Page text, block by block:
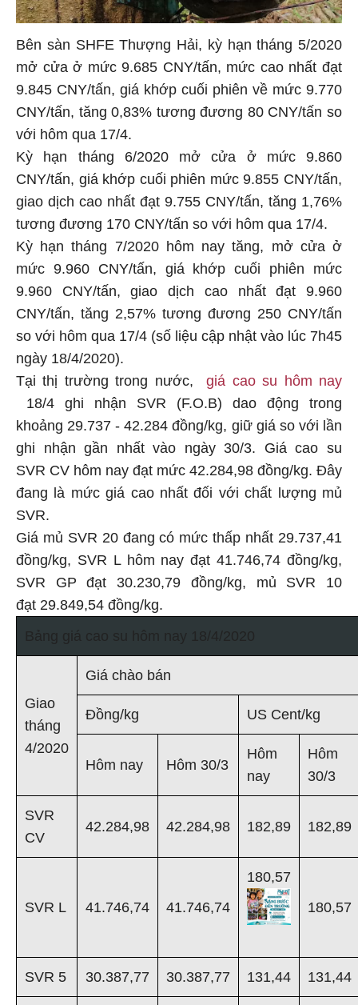
Bên sàn SHFE Thượng Hải, kỳ hạn tháng 5/2020
mở cửa ở mức 9.685 CNY/tấn, mức cao nhất đạt
9.845 CNY/tấn, giá khớp cuối phiên về mức 9.770
CNY/tấn, tăng 0,83% tương đương 80 CNY/tấn so
với hôm qua 17/4.
Kỳ hạn tháng 6/2020 mở cửa ở mức 9.860
CNY/tấn, giá khớp cuối phiên mức 9.855 CNY/tấn,
giao dịch cao nhất đạt 9.755 CNY/tấn, tăng 1,76%
tương đương 170 CNY/tấn so với hôm qua 17/4.
Kỳ hạn tháng 7/2020 hôm nay tăng, mở cửa ở
mức 9.960 CNY/tấn, giá khớp cuối phiên mức
9.960 CNY/tấn, giao dịch cao nhất đạt 9.960
CNY/tấn, tăng 2,57% tương đương 250 CNY/tấn
so với hôm qua 17/4 (số liệu cập nhật vào lúc 7h45
ngày 18/4/2020).
Tại thị trường trong nước,
giá cao su hôm nay
18/4 ghi nhận SVR (F.O.B) dao động trong
khoảng 29.737 - 42.284 đồng/kg, giữ giá so với lần
ghi nhận gần nhất vào ngày 30/3. Giá cao su
SVR CV hôm nay đạt mức 42.284,98 đồng/kg. Đây
đang là mức giá cao nhất đối với chất lượng mủ
SVR.
Giá mủ SVR 20 đang có mức thấp nhất 29.737,41
đồng/kg, SVR L hôm nay đạt 41.746,74 đồng/kg,
SVR GP đạt 30.230,79 đồng/kg, mủ SVR 10
đạt 29.849,54 đồng/kg.
Giao
tháng
4/2020
Giá chào bán
Đồng/kg US Cent/kg
Hôm nay Hôm 30/3
Hôm
nay
Hôm
30/3
SVR
CV
42.284,98 42.284,98 182,89 182,89
SVR L 41.746,74 41.746,74
180,57
180,57
SVR 5 30.387,77 30.387,77 131,44 131,44